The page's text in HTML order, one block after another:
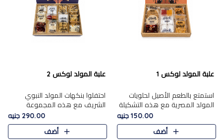
علبة المولد لوكس 1
استمتع بالطعم الأصيل لحلويات
المولد المصرية مع هذه التشكيلة
المختارة بعناية من 9 قطع. تتضمن
التشكيلة جوزرية مع فول،ملبان
150.00 جنيه
أضف
علبة المولد لوكس 2
احتفلوا بنكهات المولد النبوي
الشريف مع هذه المجموعة
الفاخرة المكونة من 19 قطعة،
والتي تم اختيارها بعناية فائقة لتُبرز
تشكيلة واسعة من الحلويات
290.00 جنيه
أضف